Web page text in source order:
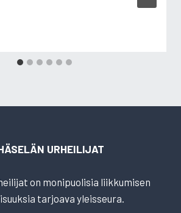
URHEILIJAT
on monipuolisia liikkumisen
tarjoava yleisseura.